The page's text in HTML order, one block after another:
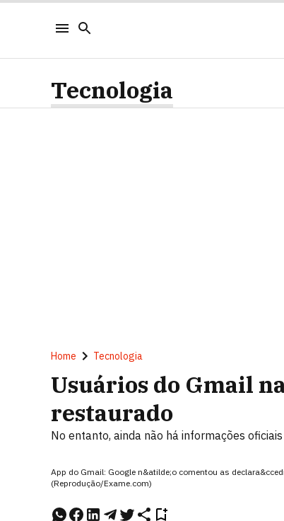
Tecnologia
Home Tecnologia
Usuários do Gmail
restaurado
No entanto, ainda não há informações
App do Gmail: Google n&atilde;o comentou as
(Reprodução/Exame.com)